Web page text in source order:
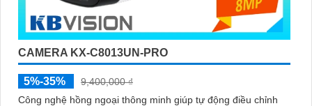
CAMERA KX-C8013UN-PRO
5%-35%
9,400,000 ₫
Công nghệ hồng ngoại thông minh giúp tự động điều chỉnh